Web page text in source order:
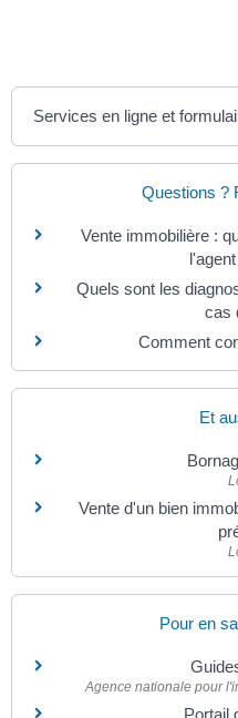
Services en ligne et
Questions ?
Vente immobilière :
Quels sont les
cas
Comment
Et
Vente d'un bien
Pour en
Agence nationale pour
Portail